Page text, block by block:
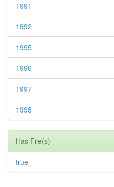
1991
1992
1995
1996
1997
1998
Has File(s)
true